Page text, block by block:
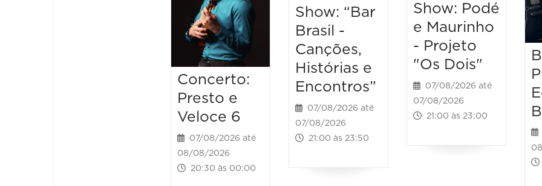
Concerto:
Presto e
Veloce 6
07/08/2026 até
08/08/2026
20:30 às 00:00
Show: “Bar
Brasil -
Canções,
Histórias e
Encontros”
07/08/2026 até
07/08/2026
21:00 às 23:50
Show: Podé
e Maurinho
- Projeto
"Os Dois"
07/08/2026 até
07/08/2026
21:00 às 23:00